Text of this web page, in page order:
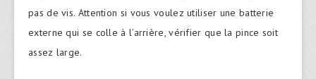
pas de vis. Attention si vous voulez utiliser une batterie
externe qui se colle à l’arrière, vérifier que la pince soit
assez large.